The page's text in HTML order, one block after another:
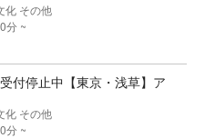
化 その他
分 ~
付停止中【東京・浅草】ア
化 その他
分 ~